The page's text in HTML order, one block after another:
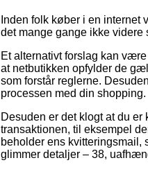
Inden folk køber i en
det mange gange ikke
Et alternativt forslag kan
at netbutikken opfylder de
som forstår reglerne.
processen med din shopping.
Desuden er det klogt at du
transaktionen, til eksempel
beholder ens kvitteringsmail,
glimmer detaljer – 38,